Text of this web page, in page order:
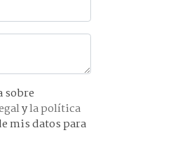
yla política
mis datos para